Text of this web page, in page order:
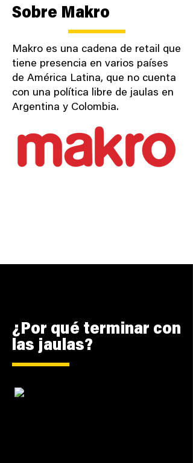
¿Por qué terminar con
las jaulas?
Sobre Makro
Makro es una cadena de retail que
tiene presencia en varios países
de América Latina, que no cuenta
con una política libre de jaulas en
Argentina y Colombia.